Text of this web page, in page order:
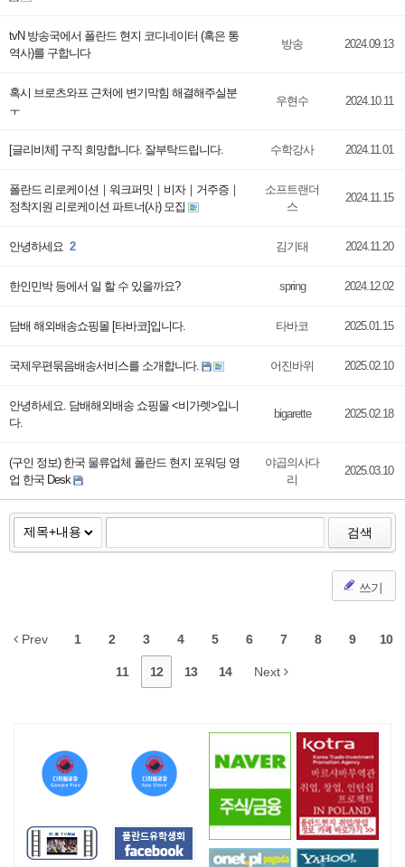
tvN 방송국에서 폴란드 현지 코디네이터 (혹은 통
역사)를 구합니다
방송 2024.09.13
혹시 브로츠와프 근처에 변기막힘 해결해주실분
ㅜ
우현수 2024.10.11
[글리비체] 구직 희망합니다. 잘부탁드립니다. 수학강사 2024.11.01
폴란드 리로케이션｜워크퍼밋｜비자｜거주증｜
정착지원 리로케이션 파트너(사) 모집
소프트랜더
스
2024.11.15
안녕하세요 2 김기태 2024.11.20
한인민박 등에서 일 할 수 있을까요? spring 2024.12.02
담배 해외배송쇼핑몰 [타바코]입니다. 타바코 2025.01.15
국제우편묶음배송서비스를 소개합니다. 어진바위 2025.02.10
안녕하세요. 담배해외배송 쇼핑몰 <비가렛>입니
다.
bigarette 2025.02.18
(구인 정보) 한국 물류업체 폴란드 현지 포워딩 영
업 한국 Desk
야곱의사다
리
2025.03.10
검색
쓰기
Prev 1 2 3 4 5 6 7 8 9 10
11 12 13 14 Next